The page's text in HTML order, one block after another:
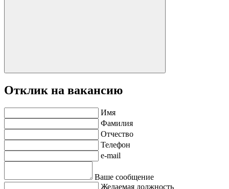
Отклик на вакансию
Имя
Фамилия
Отчество
Телефон
e-mail
Ваше сообщение
Желаемая должность